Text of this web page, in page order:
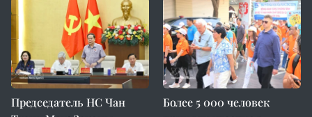
Председатель НС Чан
Более 5 000 человек